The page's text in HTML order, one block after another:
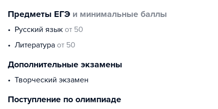
Предметы ЕГЭ и минимальные баллы
русский язык от 50
литература от 50
Дополнительные экзамены
Творческий экзамен
Поступление по олимпиаде